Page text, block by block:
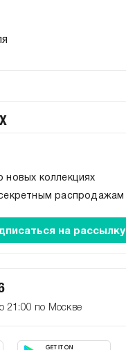
новых коллекциях
распродажам
на рассылку
21:00 по Москве